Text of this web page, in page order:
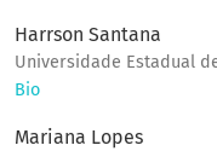
Harrson Santana
Universidade Estadual
Bio
Mariana Lopes